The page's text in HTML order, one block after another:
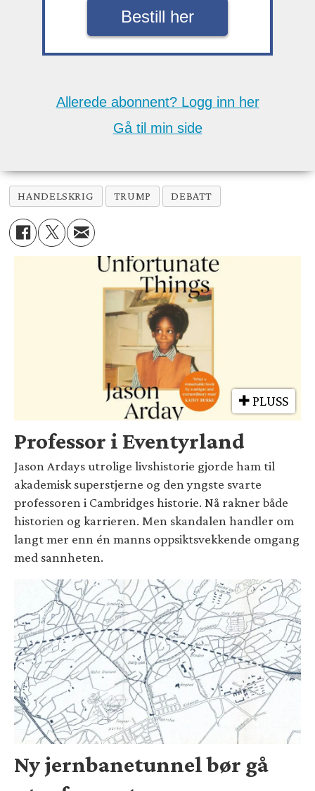
Bestill her
Allerede abonnent? Logg inn her
Gå til min side
HANDELSKRIG TRUMP DEBATT
PLUSS
Professor i Eventyrland
Jason Ardays utrolige livshistorie gjorde ham til
akademisk superstjerne og den yngste svarte
professoren i Cambridges historie. Nå rakner både
historien og karrieren. Men skandalen handler om
langt mer enn én manns oppsiktsvekkende omgang
med sannheten.
Ny jernbanetunnel bør gå